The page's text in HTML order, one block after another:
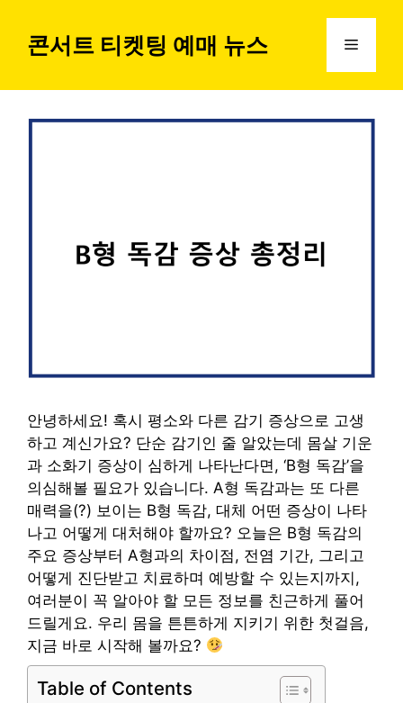
콘서트 티켓팅 예매 뉴스 메
안녕하세요! 혹시 평소와 다른 감기 증상으로 고생
하고 계신가요? 단순 감기인 줄 알았는데 몸살 기운
과 소화기 증상이 심하게 나타난다면, ‘B형 독감’을
의심해볼 필요가 있습니다. A형 독감과는 또 다른
매력을(?) 보이는 B형 독감, 대체 어떤 증상이 나타
나고 어떻게 대처해야 할까요? 오늘은 B형 독감의
주요 증상부터 A형과의 차이점, 전염 기간, 그리고
어떻게 진단받고 치료하며 예방할 수 있는지까지,
여러분이 꼭 알아야 할 모든 정보를 친근하게 풀어
드릴게요. 우리 몸을 튼튼하게 지키기 위한 첫걸음,
지금 바로 시작해 볼까요?
Table of Contents